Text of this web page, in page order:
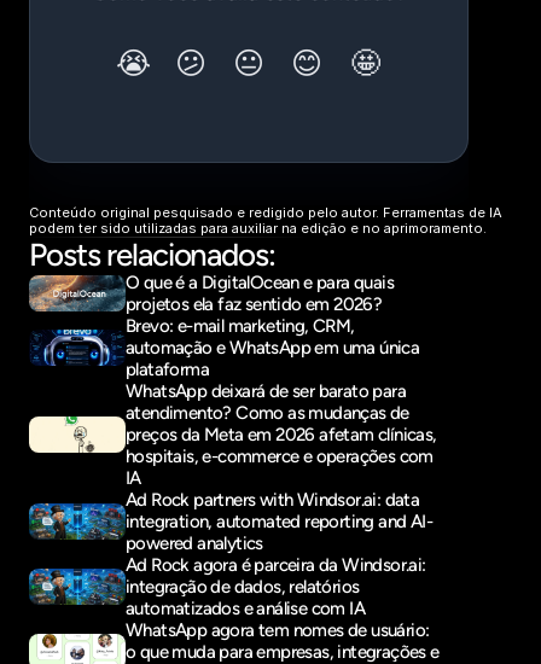
Conteúdo original pesquisado e redigido pelo autor. Ferramentas de IA
podem ter sido utilizadas para auxiliar na edição e no aprimoramento.
Posts relacionados:
O que é a DigitalOcean e para quais
projetos ela faz sentido em 2026?
Brevo: e-mail marketing, CRM,
automação e WhatsApp em uma única
plataforma
WhatsApp deixará de ser barato para
atendimento? Como as mudanças de
preços da Meta em 2026 afetam clínicas,
hospitais, e-commerce e operações com
IA
Ad Rock partners with Windsor.ai: data
integration, automated reporting and AI-
powered analytics
Ad Rock agora é parceira da Windsor.ai:
integração de dados, relatórios
automatizados e análise com IA
WhatsApp agora tem nomes de usuário:
o que muda para empresas, integrações e